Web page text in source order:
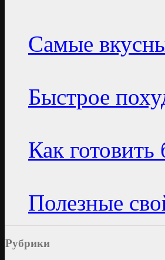
Самые
Быстрое
Как
Полезные
Рубрики